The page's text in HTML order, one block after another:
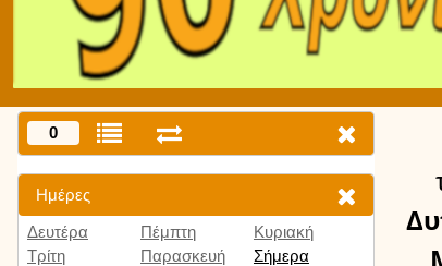
0
Ημέρες
Δευτέρα
Τρίτη
Πέμπτη
Παρασκευή
Κυριακή
Σήμερα